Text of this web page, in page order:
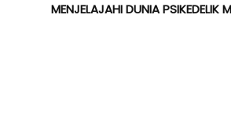
MENJELAJAHI DUNIA PSIKEDELIK